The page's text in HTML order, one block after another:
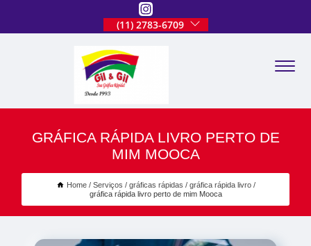
(11) 2783-6709
GRÁFICA RÁPIDA LIVRO PERTO DE
MIM MOOCA
Home Serviços gráficas rápidas
gráfica rápida livro
gráfica rápida livro perto de mim Mooca